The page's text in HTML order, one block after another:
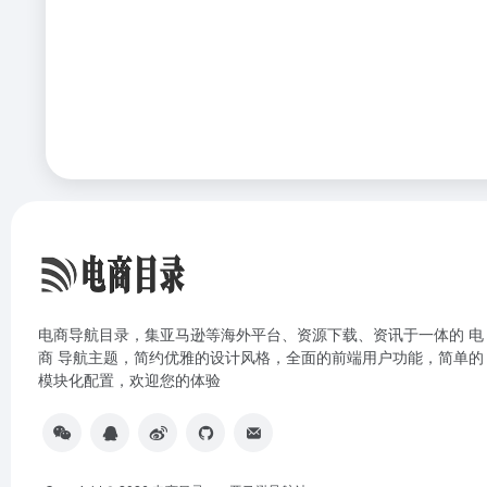
电商导航目录，集亚马逊等海外平台、资源下载、资讯于一体的 电
商 导航主题，简约优雅的设计风格，全面的前端用户功能，简单的
模块化配置，欢迎您的体验